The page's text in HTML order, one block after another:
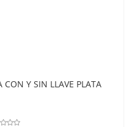
CON Y SIN LLAVE PLATA